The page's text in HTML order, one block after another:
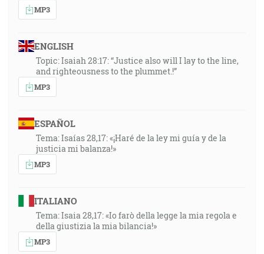
MP3
ENGLISH
Topic: Isaiah 28:17: “Justice also will I lay to the line,
and righteousness to the plummet.!”
MP3
ESPAÑOL
Tema: Isaías 28,17: «¡Haré de la ley mi guía y de la
justicia mi balanza!»
MP3
ITALIANO
Tema: Isaia 28,17: «Io farò della legge la mia regola e
della giustizia la mia bilancia!»
MP3